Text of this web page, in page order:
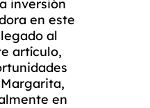
inversión
en este
al
artículo,
en